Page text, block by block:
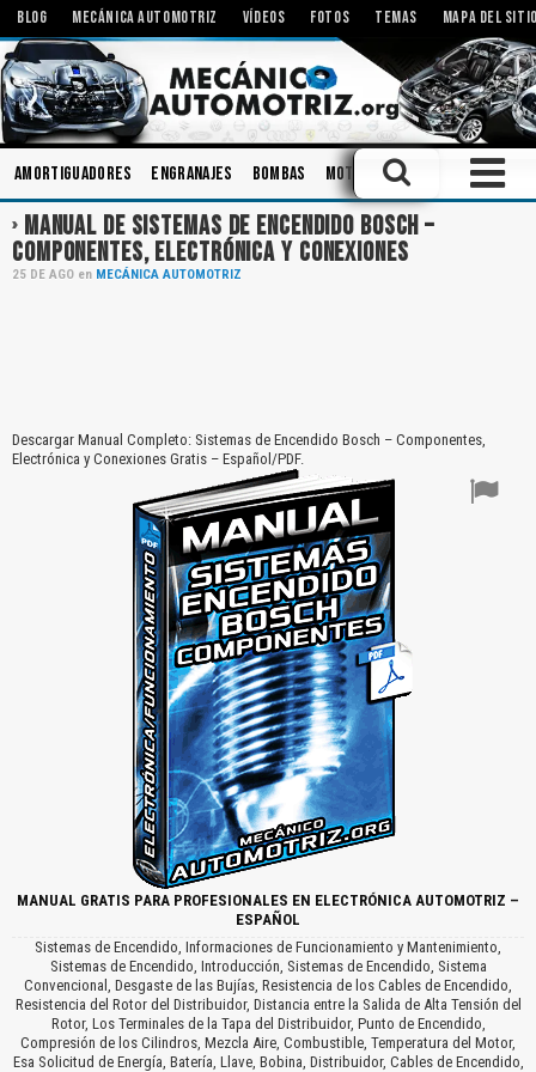
BLOG MECÁNICA AUTOMOTRIZ VÍDEOS FOTOS TEMAS MAPA DEL
Amortiguadores Engranajes Bombas Motores Eléctricos
MANUAL DE SISTEMAS DE ENCENDIDO BOSCH –
COMPONENTES, ELECTRÓNICA Y CONEXIONES
25 DE AGO en MECÁNICA AUTOMOTRIZ
Descargar Manual Completo: Sistemas de Encendido Bosch – Componentes,
Electrónica y Conexiones Gratis – Español/PDF.
MANUAL GRATIS PARA PROFESIONALES EN ELECTRÓNICA AUTOMOTRIZ –
ESPAÑOL
Sistemas de Encendido, Informaciones de Funcionamiento y Mantenimiento,
Sistemas de Encendido, Introducción, Sistemas de Encendido, Sistema
Convencional, Desgaste de las Bujías, Resistencia de los Cables de Encendido,
Resistencia del Rotor del Distribuidor, Distancia entre la Salida de Alta Tensión del
Rotor, Los Terminales de la Tapa del Distribuidor, Punto de Encendido,
Compresión de los Cilindros, Mezcla Aire, Combustible, Temperatura del Motor,
Esa Solicitud de Energía, Batería, Llave, Bobina, Distribuidor, Cables de Encendido,